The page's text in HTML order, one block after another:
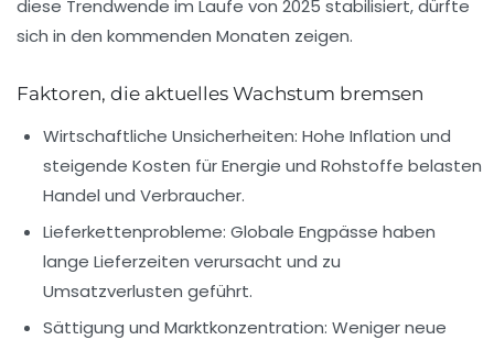
diese Trendwende im Laufe von 2025 stabilisiert, dürfte
sich in den kommenden Monaten zeigen.
Faktoren, die aktuelles Wachstum bremsen
Wirtschaftliche Unsicherheiten: Hohe Inflation und
steigende Kosten für Energie und Rohstoffe belasten
Handel und Verbraucher.
Lieferkettenprobleme: Globale Engpässe haben
lange Lieferzeiten verursacht und zu
Umsatzverlusten geführt.
Sättigung und Marktkonzentration: Weniger neue